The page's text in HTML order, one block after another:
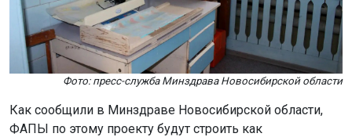
Фото: пресс-служба Минздрава Новосибирской области
Как сообщили в Минздраве Новосибирской области,
ФАПЫ по этому проекту будут строить как